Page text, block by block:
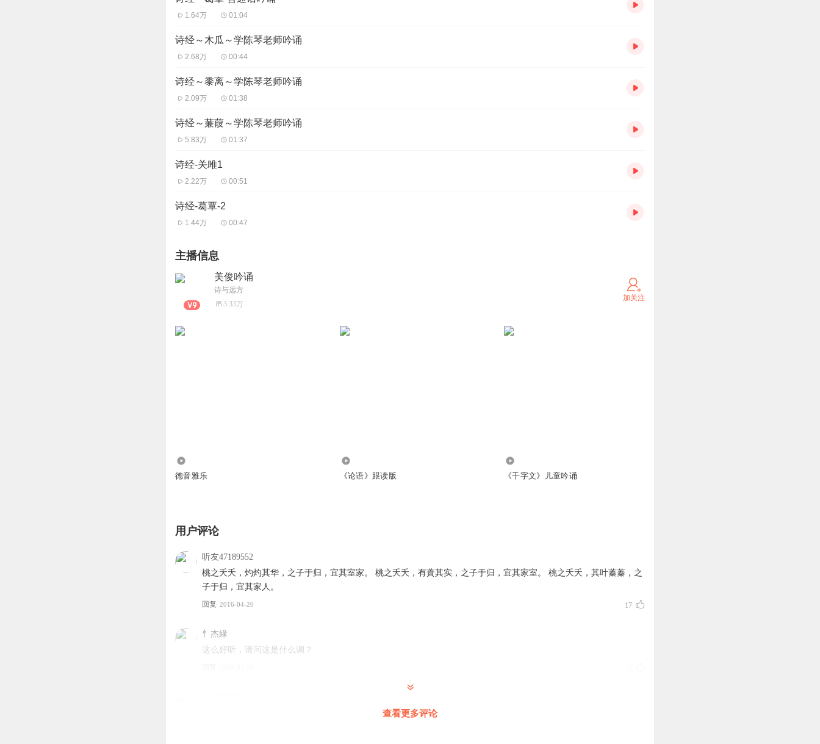
1.64万 01:04
诗经～木瓜～学陈琴老师吟诵
2.68万 00:44
诗经～黍离～学陈琴老师吟诵
2.09万 01:38
诗经～蒹葭～学陈琴老师吟诵
5.83万 01:37
诗经-关雎1
2.22万 00:51
诗经-葛覃-2
1.44万 00:47
主播信息
美俊吟诵
诗与远方
3.33万
加关注
德音雅乐 《论语》跟读版 《千字文》儿童吟诵
用户评论
听友47189552
桃之夭夭，灼灼其华，之子于归，宜其室家。 桃之夭夭，有蕡其实，之子于归，宜其家室。 桃之夭夭，其叶蓁蓁，之
子于归，宜其家人。
回复 2016-04-20 17
忄杰緣
这么好听，请问这是什么调？
是否为琼英调？一直在找。记得有一首为学习的琼英调并标注了，隔了好多年，一直比较难找到。
查看更多评论